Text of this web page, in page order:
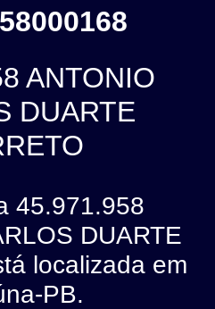
ANTONIO
DUARTE
45.971.958
DUARTE
localizada em
PB.